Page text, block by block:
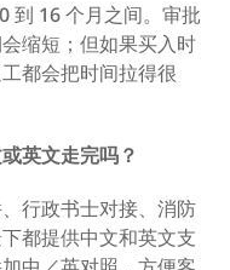
到 16 个月之间。审批
缩短；但如果买入时
都会把时间拉得很
英文走完吗？
行政书士对接、消防
都提供中文和英文支